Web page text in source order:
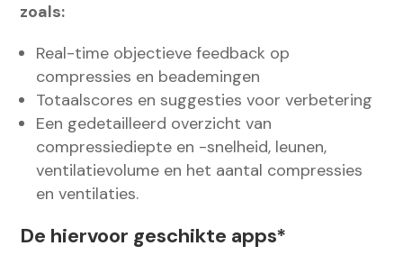
zoals:
Real-time objectieve feedback op
compressies en beademingen
Totaalscores en suggesties voor verbetering
Een gedetailleerd overzicht van
compressiediepte en -snelheid, leunen,
ventilatievolume en het aantal compressies
en ventilaties.
De hiervoor geschikte apps*